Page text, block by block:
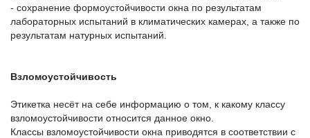
- сохранение формоустойчивости окна по результатам
лабораторных испытаний в климатических камерах, а также по
результатам натурных испытаний.
Взломоустойчивость
Этикетка несёт на себе информацию о том, к какому классу
взломоустойчивости относится данное окно.
Классы взломоустойчивости окна приводятся в соответствии с